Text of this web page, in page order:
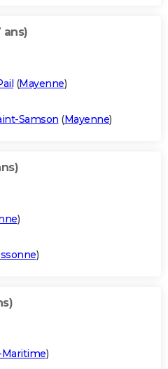
ans)
(Mayenne)
Samson (Mayenne)
)
)
Maritime)